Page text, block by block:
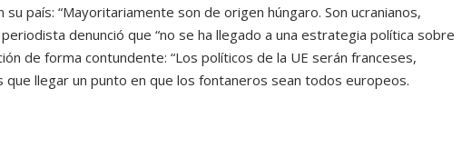
país: “Mayoritariamente son de origen húngaro. Son ucranianos,
denunció que “no se ha llegado a una estrategia política sobre
de forma contundente: “Los políticos de la UE serán franceses,
llegar un punto en que los fontaneros sean todos europeos.